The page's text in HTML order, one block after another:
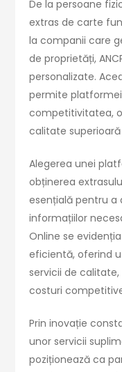
De la persoane
extras de carte
la companii care
de proprietăți,
personalizate.
permite
competitivitatea,
calitate
Alegerea unei
obținerea
esențială pentru a
informațiilor
Online se
eficientă, oferind
servicii de
costuri
Prin inovație
unor servicii
poziționează ca